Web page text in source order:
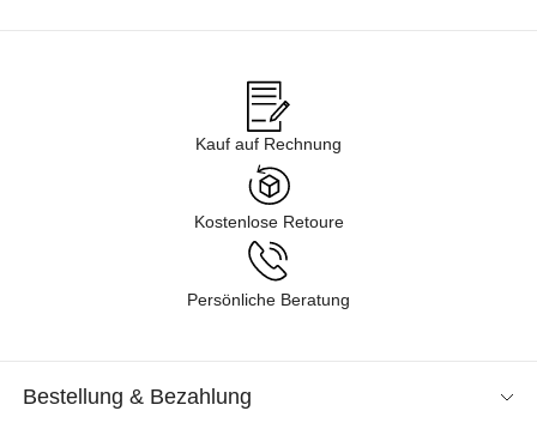
Kauf auf Rechnung
Kostenlose Retoure
Persönliche Beratung
Bestellung & Bezahlung